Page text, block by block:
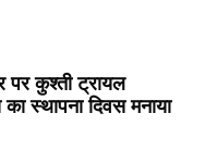
पर कुश्ती ट्रायल
का स्थापना दिवस मनाया